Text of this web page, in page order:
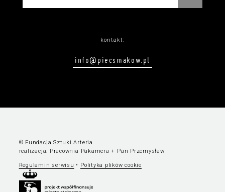
kontakt:
info@piecsmakow.pl
© Fundacja Sztuki Arteria
realizacja: Pracownia Pakamera + Pan Przemysław
Regulamin serwisu • Polityka plików cookie